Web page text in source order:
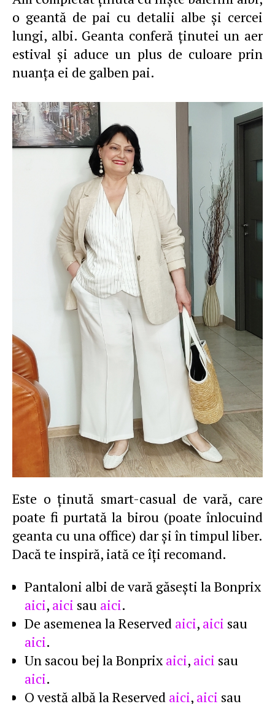
o geantă de pai cu detalii albe şi cercei
lungi, albi. Geanta conferă ţinutei un aer
estival şi aduce un plus de culoare prin
nuanţa ei de galben pai.
Este o ţinută smart-casual de vară, care
poate fi purtată la birou (poate înlocuind
geanta cu una office) dar şi în timpul liber.
Dacă te inspiră, iată ce îţi recomand.
Pantaloni albi de vară găseşti la Bonprix
aici, aici sau aici.
De asemenea la Reserved aici, aici sau
aici.
Un sacou bej la Bonprixaici, aici sau
aici.
O vestă albă la Reserved aici, aici sau